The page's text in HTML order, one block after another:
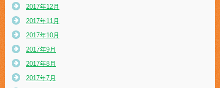
2017年12月
2017年11月
2017年10月
2017年9月
2017年8月
2017年7月